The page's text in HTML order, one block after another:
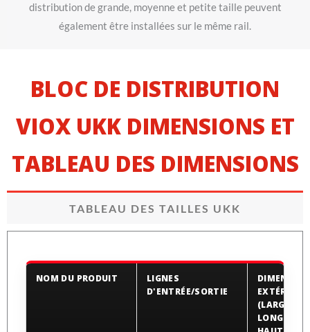
distribution de grande, moyenne et petite taille peuvent
également être installées sur le même rail.
BLOC DE DISTRIBUTION
VIOX UKK DIMENSIONS ET
TABLEAU DES DIMENSIONS
TABLEAU DES TAILLES UKK
NOM DU PRODUIT
LIGNES
D'ENTRÉE/SORTIE
(LARGEUR *
LONGUEUR